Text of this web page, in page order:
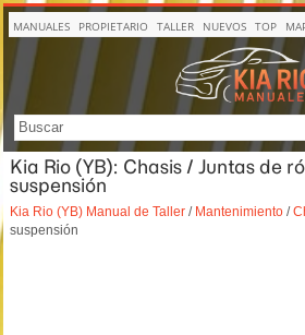
MANUALES PROPIETARIO TALLER NUEVOS TOP
Kia Rio (YB): Chasis / Juntas de
suspensión
Kia Rio (YB) Manual de Taller / Mantenimiento /
suspensión